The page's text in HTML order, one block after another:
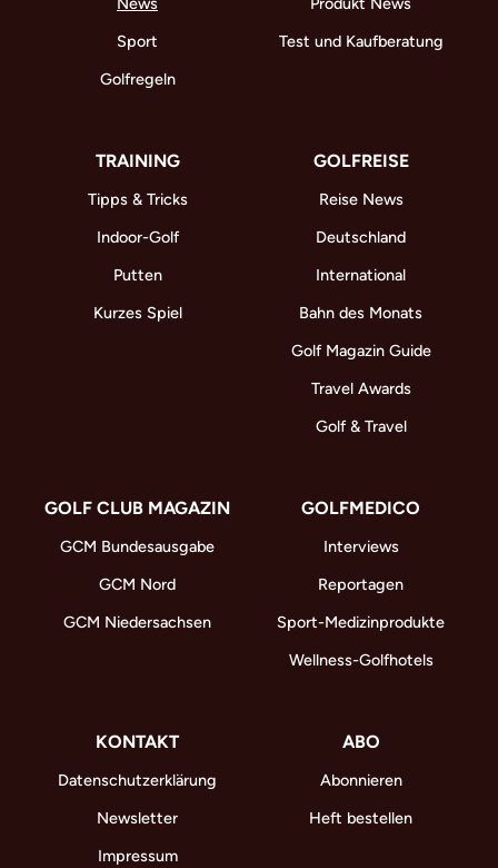
Sport
Golfregeln
Test und Kaufberatung
TRAINING
Tipps & Tricks
Indoor-Golf
Putten
Kurzes Spiel
GOLFREISE
Reise News
Deutschland
International
Bahn des Monats
Golf Magazin Guide
Travel Awards
Golf & Travel
GOLF CLUB MAGAZIN
GCM Bundesausgabe
GCM Nord
GCM Niedersachsen
GOLFMEDICO
Interviews
Reportagen
Sport-Medizinprodukte
Wellness-Golfhotels
KONTAKT
Datenschutzerklärung
Newsletter
Impressum
ABO
Abonnieren
Heft bestellen